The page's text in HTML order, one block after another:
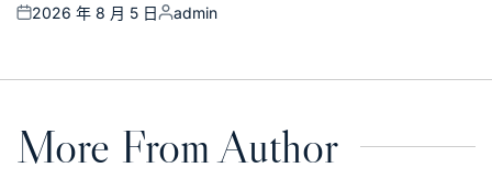
Posted
2026 年 8 月 5 日
Posted
admin
More From Author